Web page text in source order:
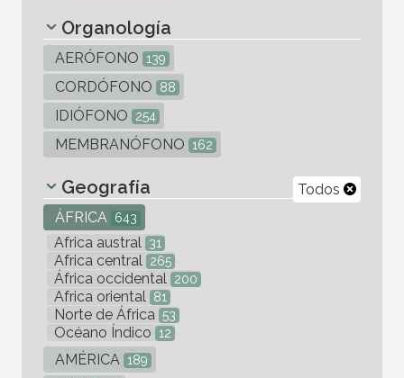
Organología
AERÓFONO 139
CORDÓFONO 88
IDIÓFONO 254
MEMBRANÓFONO 162
Todos
Geografía
ÁFRICA 643
Africa austral 31
Africa central 265
África occidental 200
Africa oriental 81
Norte de África 53
Océano Índico 12
AMÉRICA 189